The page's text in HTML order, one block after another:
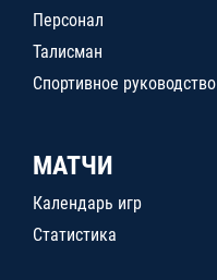
Персонал
Талисман
Спортивное руководство
МАТЧИ
Календарь игр
Статистика